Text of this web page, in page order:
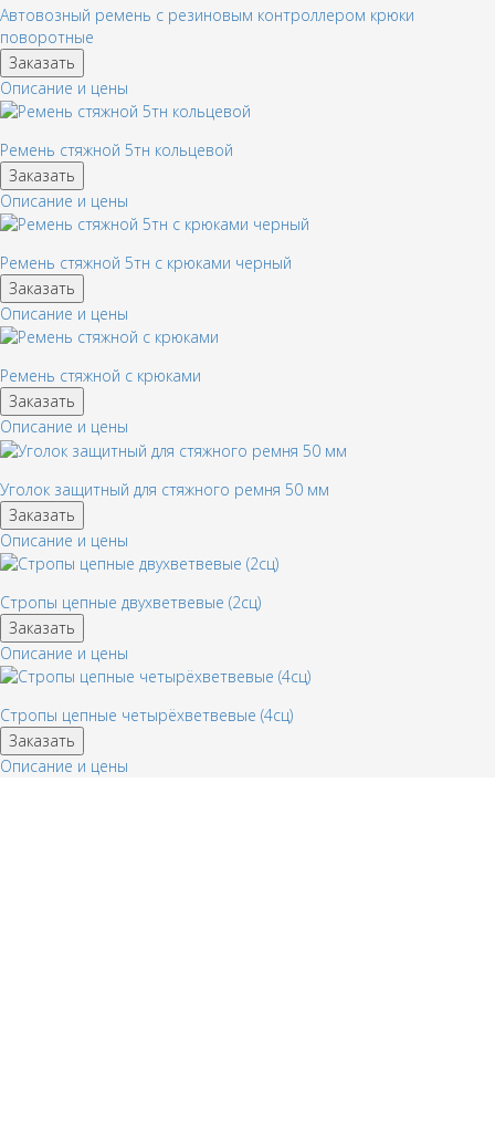
Автовозный ремень с резиновым контроллером крюки
поворотные
Заказать
Описание и цены
Ремень стяжной 5тн кольцевой
Заказать
Описание и цены
Ремень стяжной 5тн с крюками черный
Заказать
Описание и цены
Ремень стяжной с крюками
Заказать
Описание и цены
Уголок защитный для стяжного ремня 50 мм
Заказать
Описание и цены
Стропы цепные двухветвевые (2сц)
Заказать
Описание и цены
Стропы цепные четырёхветвевые (4сц)
Заказать
Описание и цены